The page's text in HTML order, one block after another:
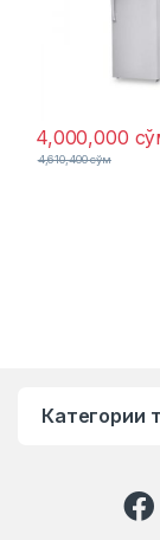
4,000,000
4,610,400сўм
Категории